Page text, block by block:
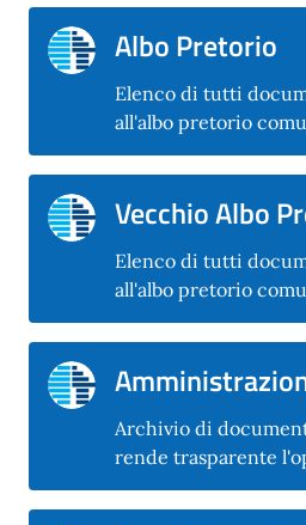
Albo Pretorio
Elenco di tutti
all'albo pretorio
Vecchio Albo
Elenco di tutti
all'albo pretorio
Archivio di
rende trasparente